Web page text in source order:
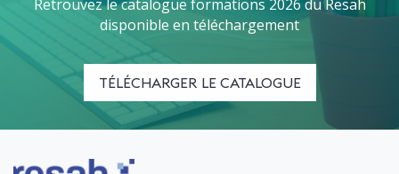
Retrouvez le catalogue formations 2026 du Resah
disponible en téléchargement
TÉLÉCHARGER LE CATALOGUE